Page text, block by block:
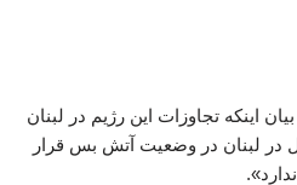
اینکه تجاوزات این رژیم در لبنان
در لبنان در وضعیت آتش بس قرار
ندارد».